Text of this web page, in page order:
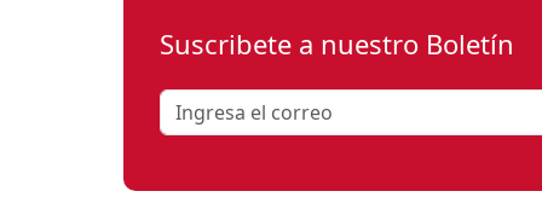
Suscribete a nuestro Boletín